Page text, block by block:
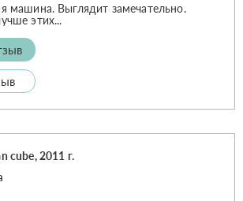
машина. Выглядит замечательно.
этих...
cube, 2011 г.